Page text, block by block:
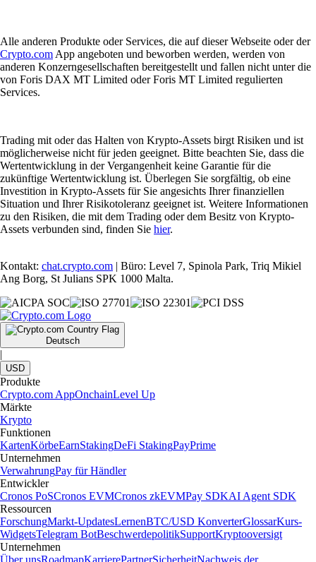
Alle anderen Produkte oder Services, die auf dieser Webseite oder der
Crypto.com App angeboten und beworben werden, werden von
anderen Konzerngesellschaften bereitgestellt und fallen nicht unter die
von Foris DAX MT Limited oder Foris MT Limited regulierten
Services.
Trading mit oder das Halten von Krypto-Assets birgt Risiken und ist
möglicherweise nicht für jeden geeignet. Bitte beachten Sie, dass die
Wertentwicklung in der Vergangenheit keine Garantie für die
zukünftige Wertentwicklung ist. Überlegen Sie sorgfältig, ob eine
Investition in Krypto-Assets für Sie angesichts Ihrer finanziellen
Situation und Ihrer Risikotoleranz geeignet ist. Weitere Informationen
zu den Risiken, die mit dem Trading oder dem Besitz von Krypto-
Assets verbunden sind, finden Sie hier.
Kontakt: chat.crypto.com | Büro: Level 7, Spinola Park, Triq Mikiel
Ang Borg, St Julians SPK 1000 Malta.
Deutsch
|
USD
Produkte
Crypto.com AppOnchainLevel Up
Märkte
Krypto
Funktionen
KartenKörbeEarnStakingDeFi StakingPayPrime
Unternehmen
VerwahrungPay für Händler
Entwickler
Cronos PoSCronos EVMCronos zkEVMPay SDKAI Agent SDK
Ressourcen
ForschungMarkt-UpdatesLernenBTC/USD KonverterGlossarKurs-
WidgetsTelegram BotBeschwerdepolitikSupportKryptooversigt
Unternehmen
Über unsRoadmapKarrierePartnerSicherheitNachweis der